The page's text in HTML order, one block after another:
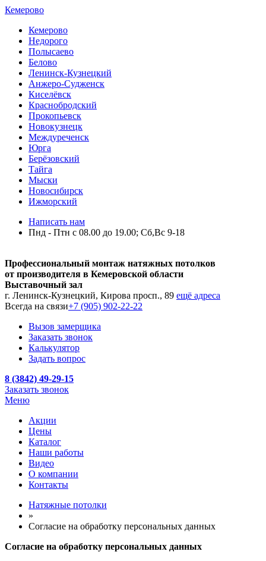
Кемерово
Кемерово
Недорого
Полысаево
Белово
Ленинск-Кузнецкий
Анжеро-Судженск
Киселёвск
Краснобродский
Прокопьевск
Новокузнецк
Междуреченск
Юрга
Берёзовский
Тайга
Мыски
Новосибирск
Ижморский
Написать нам
Пнд - Птн с 08.00 до 19.00; Сб,Вс 9-18
Профессиональный монтаж натяжных потолков
от производителя в Кемеровской области
Выставочный зал
г. Ленинск-Кузнецкий, Кирова просп., 89 ещё адреса
Всегда на связи+7 (905) 902-22-22
Вызов замерщика
Заказать звонок
Калькулятор
Задать вопрос
8 (3842) 49-29-15
Заказать звонок
Меню
Акции
Цены
Каталог
Наши работы
Видео
О компании
Контакты
Натяжные потолки
»
Согласие на обработку персональных данных
Согласие на обработку персональных данных